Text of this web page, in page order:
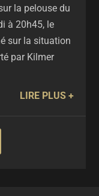
la pelouse du
à 20h45, le
sur la situation
par Kilmer
LIRE PLUS